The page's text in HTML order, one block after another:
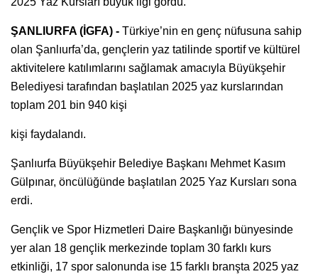
ŞANLIURFA (İGFA) - Türkiye’nin en genç nüfusuna sahip
olan Şanlıurfa’da, gençlerin yaz tatilinde sportif ve kültürel
aktivitelere katılımlarını sağlamak amacıyla Büyükşehir
Belediyesi tarafından başlatılan 2025 yaz kurslarından
toplam 201 bin 940 kişi
kişi faydalandı.
Şanlıurfa Büyükşehir Belediye Başkanı Mehmet Kasım
Gülpınar, öncülüğünde başlatılan 2025 Yaz Kursları sona
erdi.
Gençlik ve Spor Hizmetleri Daire Başkanlığı bünyesinde
yer alan 18 gençlik merkezinde toplam 30 farklı kurs
etkinliği, 17 spor salonunda ise 15 farklı branşta 2025 yaz